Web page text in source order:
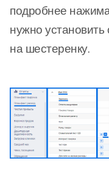
подробнее
нужно
на шестеренку.